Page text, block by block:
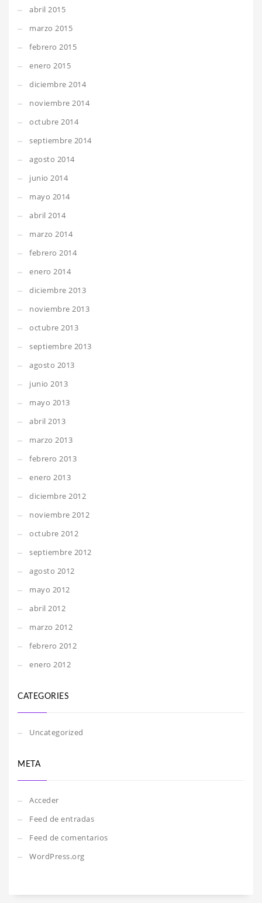
abril 2015
marzo 2015
febrero 2015
enero 2015
diciembre 2014
noviembre 2014
octubre 2014
septiembre 2014
agosto 2014
junio 2014
mayo 2014
abril 2014
marzo 2014
febrero 2014
enero 2014
diciembre 2013
noviembre 2013
octubre 2013
septiembre 2013
agosto 2013
junio 2013
mayo 2013
abril 2013
marzo 2013
febrero 2013
enero 2013
diciembre 2012
noviembre 2012
octubre 2012
septiembre 2012
agosto 2012
mayo 2012
abril 2012
marzo 2012
febrero 2012
enero 2012
CATEGORIES
Uncategorized
META
Acceder
Feed de entradas
Feed de comentarios
WordPress.org